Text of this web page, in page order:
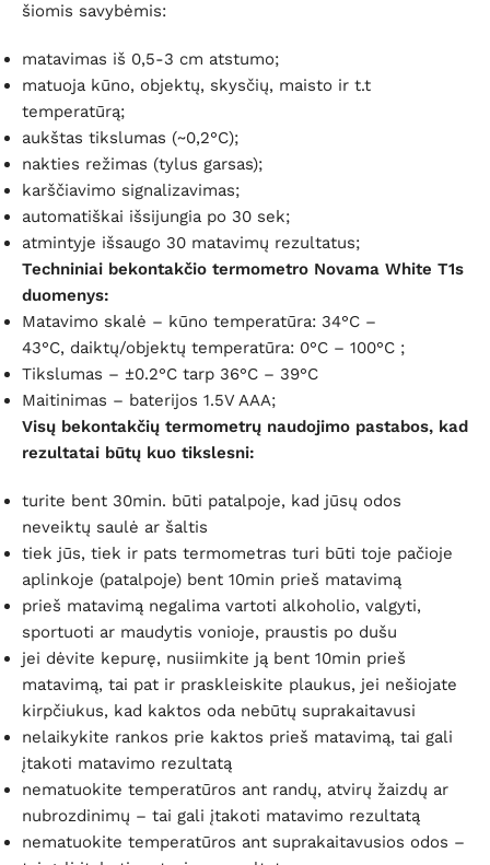
šiomis savybėmis:
matavimas iš 0,5-3 cm atstumo;
matuoja kūno, objektų, skysčių, maisto ir t.t
temperatūrą;
aukštas tikslumas (~0,2°C);
nakties režimas (tylus garsas);
karščiavimo signalizavimas;
automatiškai išsijungia po 30 sek;
atmintyje išsaugo 30 matavimų rezultatus;
Techniniai bekontakčio termometro Novama White T1s
duomenys:
Matavimo skalė – kūno temperatūra: 34°C –
43°C, daiktų/objektų temperatūra: 0°C – 100°C ;
Tikslumas – ±0.2°C tarp 36°C – 39°C
Maitinimas – baterijos 1.5V AAA;
Visų bekontakčių termometrų naudojimo pastabos, kad
rezultatai būtų kuo tikslesni:
turite bent 30min. būti patalpoje, kad jūsų odos
neveiktų saulė ar šaltis
tiek jūs, tiek ir pats termometras turi būti toje pačioje
aplinkoje (patalpoje) bent 10min prieš matavimą
prieš matavimą negalima vartoti alkoholio, valgyti,
sportuoti ar maudytis vonioje, praustis po dušu
jei dėvite kepurę, nusiimkite ją bent 10min prieš
matavimą, tai pat ir praskleiskite plaukus, jei nešiojate
kirpčiukus, kad kaktos oda nebūtų suprakaitavusi
nelaikykite rankos prie kaktos prieš matavimą, tai gali
įtakoti matavimo rezultatą
nematuokite temperatūros ant randų, atvirų žaizdų ar
nubrozdinimų – tai gali įtakoti matavimo rezultatą
nematuokite temperatūros ant suprakaitavusios odos –